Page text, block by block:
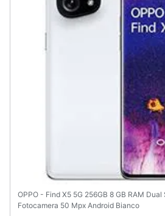
OPPO - Find X5 5G 256GB 8 GB RAM
Fotocamera 50 Mpx Android Bianco